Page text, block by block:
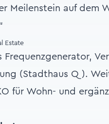
Meilenstein auf dem
Estate
(Stadthaus Q).
für Wohn- und